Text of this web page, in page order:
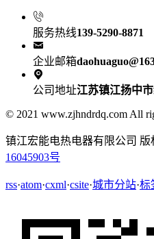

服务热线139-5290-8871

企业邮箱

公司地址江苏镇江扬中
© 2021 www.zjhndrdq.com All
镇江宏能电热电器有限公司 版
16045903号
rss·atom·cxml·csite·城市分站·标